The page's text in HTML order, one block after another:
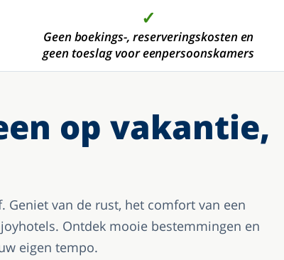
✓
Meer dan 2000 moderne hotelkamers, in de mooiste
vakantiegebieden
✓
Geen boekings-, reserveringskosten en
geen toeslag voor eenpersoonskamers
✓
Hoge kwaliteit tegen de
voordeligste prijs
✓
Aanbetaling is niet
verplicht
op vakantie,
van de rust, het comfort van een
Ontdek mooie bestemmingen en
eigen tempo.